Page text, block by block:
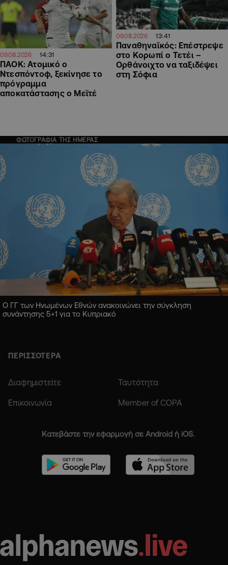
09.08.2026 14:31
ΠΑΟΚ: Ατομικό ο
Ντεσπόντοφ, ξεκίνησε το
πρόγραμμα
αποκατάστασης ο Μεϊτέ
09.08.2026 13:41
Παναθηναϊκός: Επέστρεψε
στο Κορωπί ο Τετέι –
Ορθάνοιχτο να ταξιδέψει
στη Σόφια
ΦΩΤΟΓΡΑΦΙΑ ΤΗΣ ΗΜΕΡΑΣ
Ο ΓΓ των Ηνωμένων Εθνών ανακοινώνει την σύγκληση
συνάντησης 5+1 για το Κυπριακό
ΠΕΡΙΣΣΟΤΕΡΑ
Διαφημιστείτε Ταυτότητα
Επικοινωνία Member of COPA
Κατεβάστε την εφαρμογή σε Android ή iOS.